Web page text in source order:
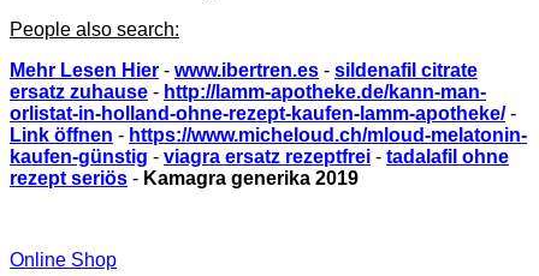
People also search:
Mehr Lesen Hier - www.ibertren.es - sildenafil citrate
ersatz zuhause - http://lamm-apotheke.de/kann-man-
orlistat-in-holland-ohne-rezept-kaufen-lamm-apotheke/-
Link öffnen - https://www.micheloud.ch/mloud-melatonin-
kaufen-günstig - viagra ersatz rezeptfrei - tadalafil ohne
rezept seriös - Kamagra generika 2019
Online Shop